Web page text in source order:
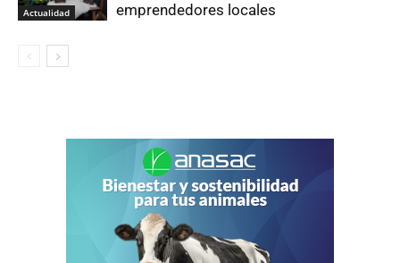
Actualidad
emprendedores locales